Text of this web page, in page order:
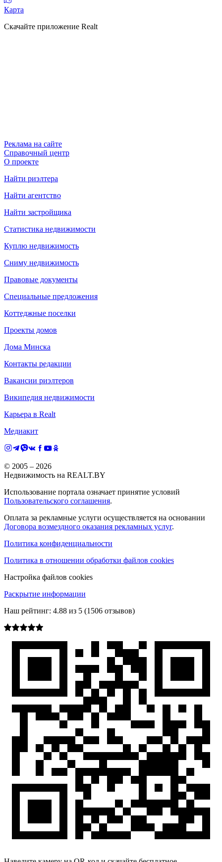
Карта
Скачайте приложение Realt
Реклама на сайте
Справочный центр
О проекте
Найти риэлтера
Найти агентство
Найти застройщика
Статистика недвижимости
Куплю недвижимость
Сниму недвижимость
Правовые документы
Специальные предложения
Коттеджные поселки
Проекты домов
Дома Минска
Контакты редакции
Вакансии риэлтеров
Википедия недвижимости
Карьера в Realt
Медиакит
© 2005 – 2026
Недвижимость на REALT.BY
Использование портала означает принятие условий
Пользовательского соглашения.
Оплата за рекламные услуги осуществляется на основании
Договора возмездного оказания рекламных услуг.
Политика конфиденциальности
Политика в отношении обработки файлов cookies
Настройка файлов cookies
Раскрытие информации
Наш рейтинг: 4.88 из 5 (1506 отзывов)